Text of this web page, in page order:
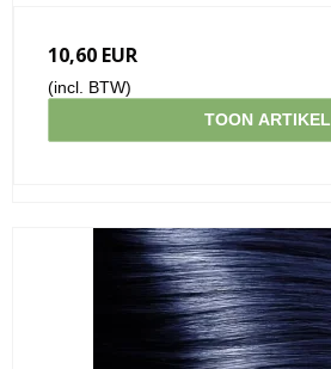
10,60 EUR
(incl. BTW)
TOON ARTIKEL